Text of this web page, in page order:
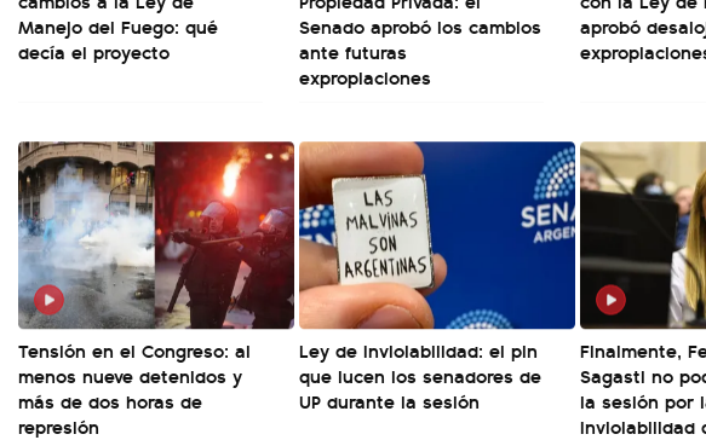
Manejo del Fuego: qué
decía el proyecto
Senado aprobó los cambios
ante futuras
expropiaciones
aprobó
Tensión en el Congreso: al
menos nueve detenidos y
más de dos horas de
represión
Ley de Inviolabilidad: el pin
que lucen los senadores de
UP durante la sesión
Finalmente,
Sagasti no
la sesión por
Inviolabilidad